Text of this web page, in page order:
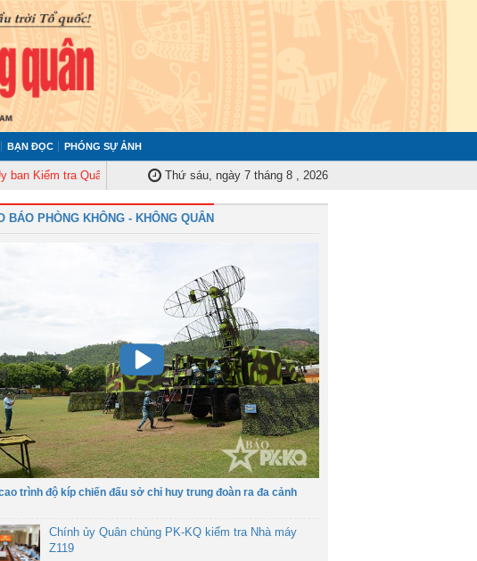
BẠN ĐỌC PHÓNG SỰ ẢNH
tra Quân ủy Trung ương tập huấn nghiệp vụ công tác kiểm tra, giám sát năm 2025
Thứ sáu, ngày 7 tháng 8 , 2026
BÁO PHÒNG KHÔNG - KHÔNG QUÂN
trình độ kíp chiến đấu sở chỉ huy trung đoàn ra đa cảnh
Chính ủy Quân chủng PK-KQ kiểm tra Nhà máy
Z119